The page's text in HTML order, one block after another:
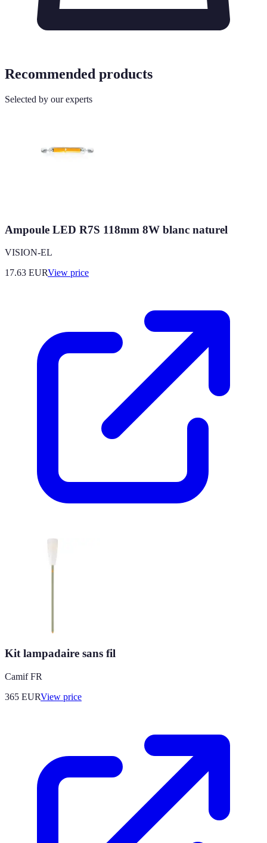
Recommended products
Selected by our experts
Ampoule LED R7S 118mm 8W blanc naturel
VISION-EL
17.63 EURView price
Kit lampadaire sans fil
Camif FR
365 EURView price